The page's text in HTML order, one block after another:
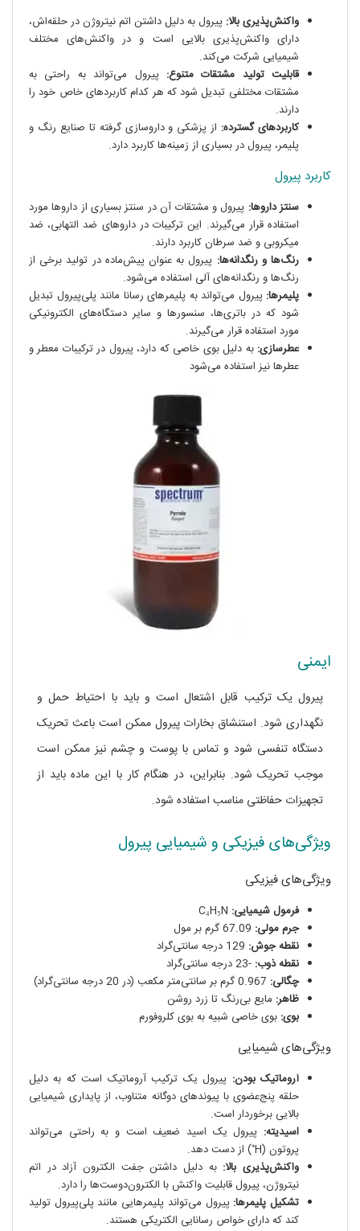
واکنش‌پذیری بالا: پیرول به دلیل داشتن اتم نیتروژن در حلقه‌اش،
دارای واکنش‌پذیری بالایی است و در واکنش‌های مختلف
شیمیایی شرکت می‌کند.
قابلیت تولید مشتقات متنوع: پیرول می‌تواند به راحتی به
مشتقات مختلفی تبدیل شود که هر کدام کاربردهای خاص خود را
دارند.
کاربردهای گسترده: از پزشکی و داروسازی گرفته تا صنایع رنگ و
پلیمر، پیرول در بسیاری از زمینه‌ها کاربرد دارد.
کاربرد پیرول
سنتز داروها: پیرول و مشتقات آن در سنتز بسیاری از داروها مورد
استفاده قرار می‌گیرند. این ترکیبات در داروهای ضد التهابی، ضد
میکروبی و ضد سرطان کاربرد دارند.
رنگ‌ها و رنگدانه‌ها: پیرول به عنوان پیش‌ماده در تولید برخی از
رنگ‌ها و رنگدانه‌های آلی استفاده می‌شود.
پلیمرها: پیرول می‌تواند به پلیمرهای رسانا مانند پلی‌پیرول تبدیل
شود که در باتری‌ها، سنسورها و سایر دستگاه‌های الکترونیکی
مورد استفاده قرار می‌گیرند.
عطرسازی: به دلیل بوی خاصی که دارد، پیرول در ترکیبات معطر و
عطرها نیز استفاده می‌شود
ایمنی
پیرول یک ترکیب قابل اشتعال است و باید با احتیاط حمل و
نگهداری شود. استنشاق بخارات پیرول ممکن است باعث تحریک
دستگاه تنفسی شود و تماس با پوست و چشم نیز ممکن است
موجب تحریک شود. بنابراین، در هنگام کار با این ماده باید از
تجهیزات حفاظتی مناسب استفاده شود.
ویژگی‌های فیزیکی و شیمیایی پیرول
ویژگی‌های فیزیکی
فرمول شیمیایی:
جرم مولی:
نقطه جوش:
نقطه ذوب: -23 درجه سانتی‌گراد
چگالی:
ظاهر: مایع بی‌رنگ تا زرد روشن
بوی: بوی خاصی شبیه به بوی کلروفورم
ویژگی‌های شیمیایی
آروماتیک بودن: پیرول یک ترکیب آروماتیک است که به دلیل
حلقه پنج‌عضوی با پیوندهای دوگانه متناوب، از پایداری شیمیایی
بالایی برخوردار است.
اسیدیته: پیرول یک اسید ضعیف است و به راحتی می‌تواند
پروتون (H⁺) از دست دهد.
واکنش‌پذیری بالا: به دلیل داشتن جفت الکترون آزاد در اتم
نیتروژن، پیرول قابلیت واکنش با الکترون‌دوست‌ها را دارد.
تشکیل پلیمرها: پیرول می‌تواند پلیمرهایی مانند پلی‌پیرول تولید
کند که دارای خواص رسانایی الکتریکی هستند.